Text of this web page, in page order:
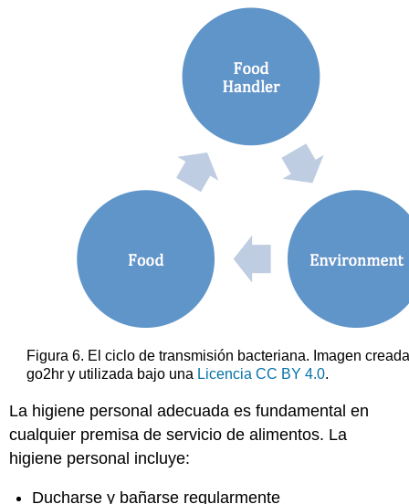
Figura 6. El ciclo de transmisión bacteriana. Imagen
go2hr y utilizada bajo una Licencia CC BY 4.0.
La higiene personal adecuada es fundamental en
cualquier premisa de servicio de alimentos. La
higiene personal incluye:
Ducharse y bañarse regularmente